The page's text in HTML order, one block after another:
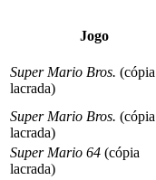
Jogo
Super Mario Bros. (cópia
lacrada)
Super Mario Bros. (cópia
lacrada)
Super Mario 64 (cópia
lacrada)